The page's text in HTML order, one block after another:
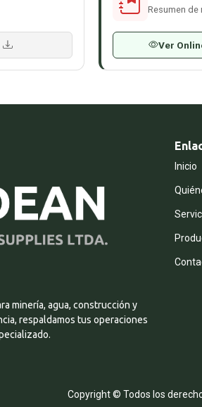
Resumen de
Ver
minería, agua, construcción y
respaldamos tus operaciones
Inicio
Copyright © Todos los